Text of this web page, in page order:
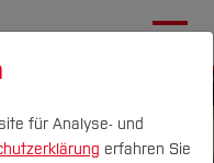
für Analyse- und
erfahren Sie